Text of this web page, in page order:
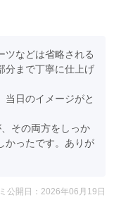
ツなどは省略される
分まで丁寧に仕上げ
当日のイメージがと
その両方をしっか
かったです。ありが
公開日：2026年06月19日